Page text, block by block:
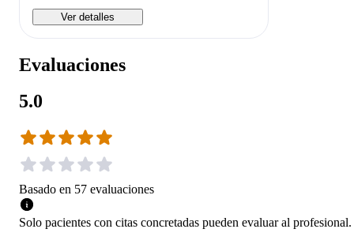
Ver detalles
Evaluaciones
5.0
Basado en 57 evaluaciones
Solo pacientes con citas concretadas pueden evaluar al profesional.